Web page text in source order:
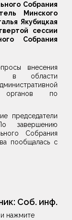
Собрания
Минского
Якубицкая
сессии
Собрания
внесения
в области
органов по
председатели
завершению
Собрания
пообщалась с
Соб. инф.
нажмите